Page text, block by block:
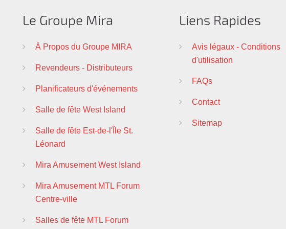
Le Groupe Mira
À Propos du Groupe MIRA
Revendeurs - Distributeurs
Planificateurs d'événements
Salle de fête West Island
Salle de fête Est-de-l'Île St.
Léonard
Mira Amusement West Island
Mira Amusement MTL Forum
Centre-ville
Salles de fête MTL Forum
Liens Rapides
Avis légaux - Conditions
d'utilisation
FAQs
Contact
Sitemap